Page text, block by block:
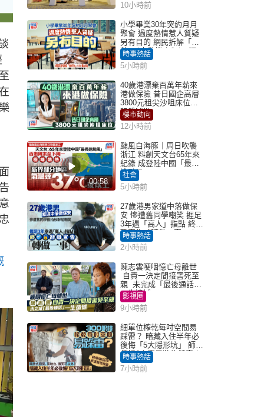
10小時前
小學畢業30年突約月月
聚會 過度熱情惹人質疑
另有目的 網民拆解「扮
熟」4大動機｜Juicy叮
時事熱話
5小時前
40歲港漂棄百萬年薪來
港做保險 昔日國企高層
3800元租尖沙咀床位｜
租盤Million
樓市動向
12小時前
00:58
颱風白海豚｜周日吹襲
浙江 料創天文台65年來
紀錄 成登陸中國「最長
途颱風」
社會
5小時前
27歲港男家道中落做保
安 慘遭舊同學嘲笑 捱足
3年遇「高人」指點 終辭
職宣告「轉做一事」｜
Juicy叮
時事熱話
2小時前
陳志雲哽咽憶亡母離世
自責一決定間接害死至
親 未完成「最後通話」
一生遺憾
影視圈
9小時前
細單位榨乾每吋空間易
踩雷？ 暗藏入住半年必
後悔「5大隱形坑」 師傅
傳授6字家居裝修錦囊｜
Juicy叮
時事熱話
7小時前